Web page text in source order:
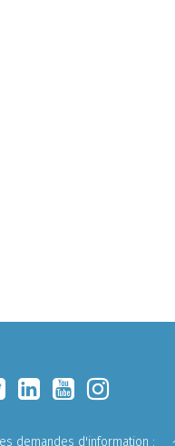
demandes d'information :